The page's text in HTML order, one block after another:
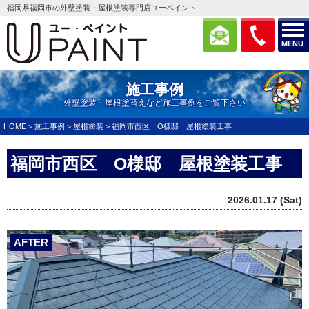
MENU
福岡県福岡市の外壁塗装・屋根塗装専門店ユーペイント
施工事例
外壁塗装・屋根塗替えなど施工事例をご覧下さい
HOME > 施工事例 > 屋根塗装 > 福岡市西区 O様邸 屋根塗装工事
福岡市西区 O様邸 屋根塗装工事
2026.01.17 (Sat)
AFTER